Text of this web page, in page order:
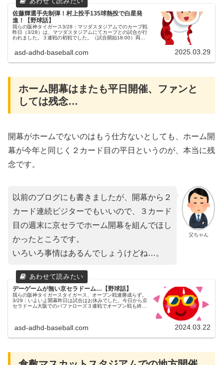
佐藤輝選手先制弾！村上投手135球熱投で白星発
進！【野球話】
我らの阪神タイガース3/28：マツダスタジアムでのカープ戦
昨日（3/28）は、マツダスタジアムにてカープとの試合が行
われました。３連戦の初戦でした。（試合開始18:00）両チ
asd-adhd-baseball.com 2025.03.29
ホーム開幕はまたも平日開催、ファンと
しては残念…
開幕がホームでないのはもう仕方ないとしても、ホーム開
幕が今年と同じく２カード目の平日というのが、本当に残
念です。
父ちゃん
以前のブログにも書きましたが、開幕から２
カード連続ビジターでもいいので、３カード
目の週末に京セラでホーム開幕を組んでほし
かったところです。
いろいろ事情はあるんでしょうけどね…。
デーゲームが無い京セラドーム…【野球話】
我らの阪神タイガースタイガース、オープン戦連勝成らず。
3/29：いよいよ開幕昨日は試合はお休みでした。今日から京
セラドーム大阪でのバファローズ３連戦でオープン戦も終
asd-adhd-baseball.com 2024.03.22